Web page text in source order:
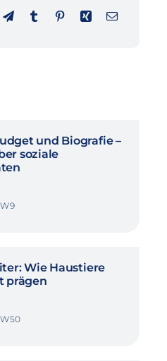
und Biografie –
soziale
Wie Haustiere
prägen